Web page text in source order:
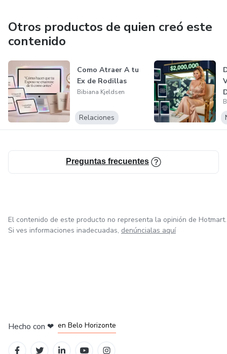
Su trabajo combina desarrollo personal, relaciones
conscientes y educación en negocios digitales,
acompañando a mujeres que desean transformar su vida
emocional mientras construyen una vida más próspera,
libre y alineada con sus valores.
Otros productos de quien creó este
contenido
Como Atraer A tu
Ex de Rodillas
Bibiana Kjeldsen
Relaciones
Preguntas frecuentes
El contenido de este producto no representa la opinión de Hotmart.
Si ves informaciones inadecuadas, denúncialas aquí
Hecho con ❤ en Belo Horizonte